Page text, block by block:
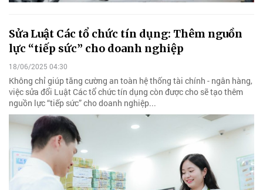
Sửa Luật Các tổ chức tín dụng: Thêm nguồn
lực “tiếp sức” cho doanh nghiệp
18/06/2025 04:30
Không chỉ giúp tăng cường an toàn hệ thống tài chính - ngân hàng,
việc sửa đổi Luật Các tổ chức tín dụng còn được cho sẽ tạo thêm
nguồn lực “tiếp sức” cho doanh nghiệp...